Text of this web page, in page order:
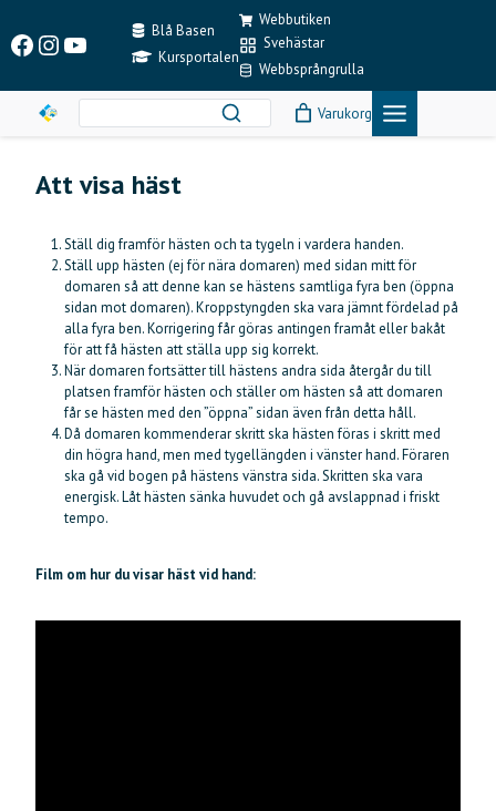
content
Facebook
Instagram
YouTubeBlå Basen
Kursportalen
Webbutiken
Svehästar
Webbsprångrulla
Varukorg
Att visa häst
Ställ dig framför hästen och ta tygeln i vardera handen.
Ställ upp hästen (ej för nära domaren) med sidan mitt för
domaren så att denne kan se hästens samtliga fyra ben (öppna
sidan mot domaren). Kroppstyngden ska vara jämnt fördelad på
alla fyra ben. Korrigering får göras antingen framåt eller bakåt
för att få hästen att ställa upp sig korrekt.
När domaren fortsätter till hästens andra sida återgår du till
platsen framför hästen och ställer om hästen så att domaren
får se hästen med den ”öppna” sidan även från detta håll.
Då domaren kommenderar skritt ska hästen föras i skritt med
din högra hand, men med tygellängden i vänster hand. Föraren
ska gå vid bogen på hästens vänstra sida. Skritten ska vara
energisk. Låt hästen sänka huvudet och gå avslappnad i friskt
tempo.
Film om hur du visar häst vid hand: